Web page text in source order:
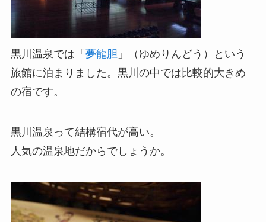
黒川温泉では「 夢龍胆」（ゆめりんどう）という
旅館に泊まりました。黒川の中では比較的大きめ
の宿です。
黒川温泉って結構宿代が高い。
人気の温泉地だからでしょうか。